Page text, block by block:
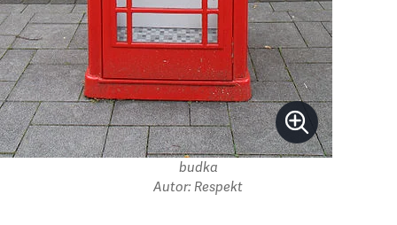
budka
Autor: Respekt